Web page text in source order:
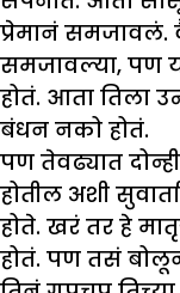
प्रेमानं समजावलं.
समजावल्या, पण
होतं. आता तिला
बंधन नको होतं.
पण तेवढ्यात
होतील अशी
होते. खरं तर हे
होतं. पण तसं